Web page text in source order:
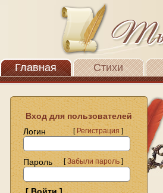
Главная Стихи
Вход для пользователей
Логин
[Регистрация]
Пароль [Забыли пароль]